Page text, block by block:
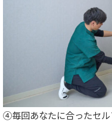
④毎回あなたに合ったセ